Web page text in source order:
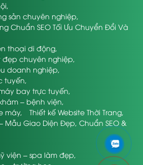
,
sản chuyên nghiệp,
Chuẩn SEO Tối Ưu Chuyển Đổi Và
thoại di động,
đẹp chuyên nghiệp,
doanh nghiệp,
tuyến,
bay trực tuyến,
– bệnh viện,
máy, Thiết kế Website Thời Trang,
Mẫu Giao Diện Đẹp, Chuẩn SEO &
viện – spa làm đẹp,